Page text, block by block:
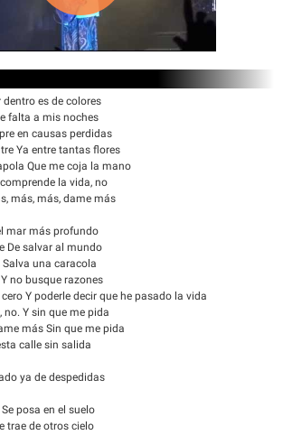
es de colores
falta a mis noches
en causas perdidas
Ya entre tantas flores
Que me coja la mano
la vida, no
más, más, dame más
mar más profundo
De salvar al mundo
una caracola
no busque razones
Y poderle decir que he pasado la vida
no. Y sin que me pida
más Sin que me pida
calle sin salida
ya de despedidas
posa en el suelo
trae de otros cielo